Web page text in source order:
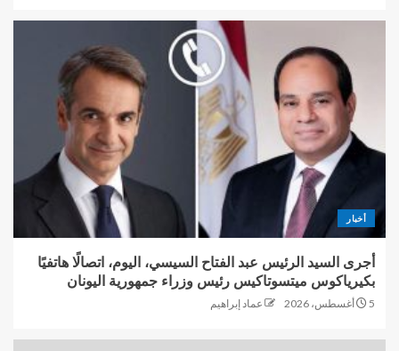
أخبار
أجرى السيد الرئيس عبد الفتاح السيسي، اليوم، اتصالًا هاتفيًا
بكيرياكوس ميتسوتاكيس رئيس وزراء جمهورية اليونان
5 أغسطس، 2026 عماد إبراهيم